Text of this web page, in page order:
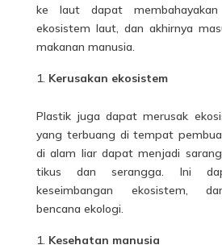
ke laut dapat
ekosistem laut, dan akhirnya
makanan manusia.
Kerusakan ekosistem
Plastik juga dapat merusak
yang terbuang di tempat
di alam liar dapat menjadi
tikus dan serangga. Ini
keseimbangan ekosistem,
bencana ekologi.
Kesehatan manusia